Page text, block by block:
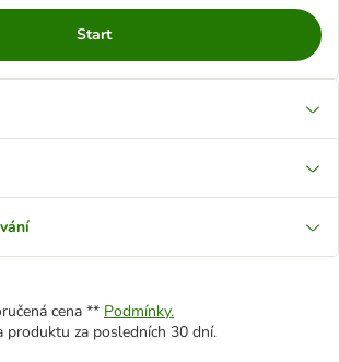
Start
cena ** Podmínky.
produktu za posledních 30 dní.